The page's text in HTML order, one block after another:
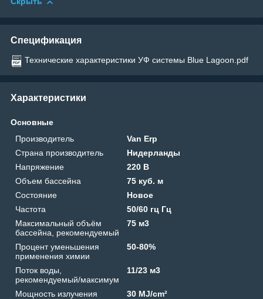
Спецификация
Технические характеристики УФ системы Blue Lagoon.pdf
Характеристики
Основные
Производитель
Van Erp
Страна производитель
Нидерланды
Напряжение
220 В
Объем бассейна
75 куб. м
Состояние
Новое
Частота
50/60 гц Гц
Максимальный объём
бассейна, рекомендуемый
75 м3
Процент уменьшения
применения химии
50-80%
Поток воды,
рекомендуемый/максимум
11/23 м3
Мощность излучения
30 MJ/cm²